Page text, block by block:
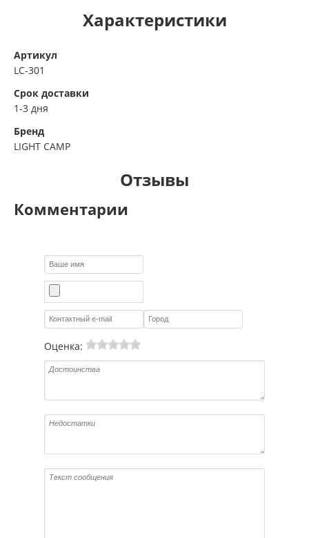
Характеристики
Артикул
LC-301
Срок доставки
1-3 дня
Бренд
LIGHT CAMP
Отзывы
Комментарии
Оценка: